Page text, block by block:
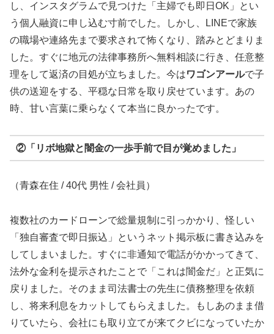
し、インスタグラムで見つけた「主婦でも即日OK」とい
う個人融資に申し込む寸前でした。しかし、LINEで家族
の職場や連絡先まで要求されて怖くなり、踏みとどまりま
した。すぐに地元の法律事務所へ無料相談に行き、任意整
理をして返済の目処が立ちました。今はワゴンアールで子
供の送迎をする、平穏な日常を取り戻せています。あの
時、甘い言葉に乗らなくて本当に良かったです。
②「リボ地獄と闇金の一歩手前で目が覚めました」
（青森在住 / 40代 男性 / 会社員）
複数社のカードローンで総量規制に引っかかり、怪しい
「独自審査で即日振込」というネット掲示板に書き込みを
してしまいました。すぐに非通知で電話がかかってきて、
法外な金利を提示されたことで「これは闇金だ」と正気に
戻りました。そのまま司法書士の先生に債務整理を依頼
し、将来利息をカットしてもらえました。もしあのまま借
りていたら、会社にも取り立てが来てクビになっていたか